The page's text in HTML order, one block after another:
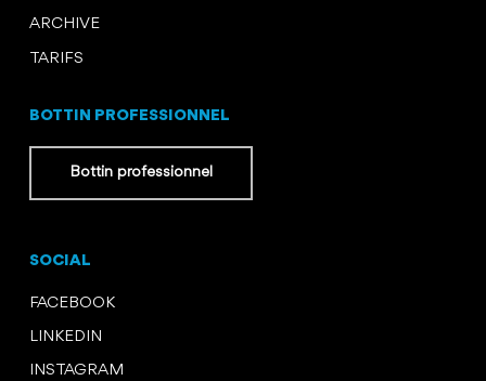
ARCHIVE
TARIFS
BOTTIN PROFESSIONNEL
Bottin professionnel
SOCIAL
FACEBOOK
LINKEDIN
INSTAGRAM